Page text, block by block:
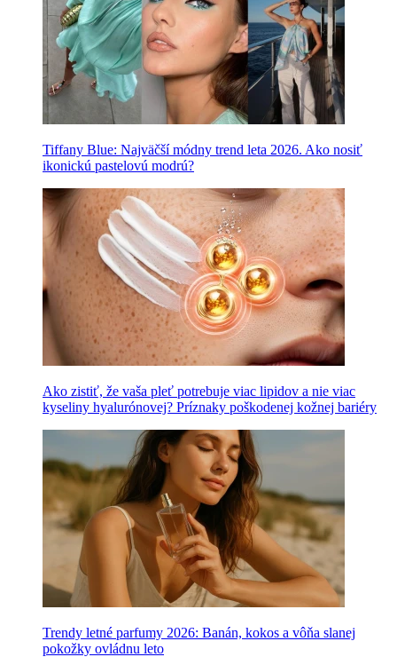
Tiffany Blue: Najväčší módny trend leta 2026. Ako nosiť
ikonickú pastelovú modrú?
Ako zistiť, že vaša pleť potrebuje viac lipidov a nie viac
kyseliny hyalurónovej? Príznaky poškodenej kožnej bariéry
Trendy letné parfumy 2026: Banán, kokos a vôňa slanej
pokožky ovládnu leto